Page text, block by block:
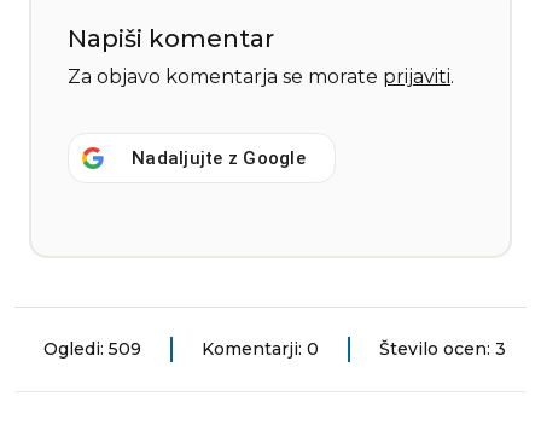
Napiši komentar
Za objavo komentarja se morate prijaviti.
Nadaljujte z Google
Ogledi: 509 Komentarji: 0 Število ocen: 3